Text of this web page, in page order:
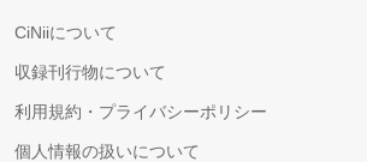
CiNiiについて
収録刊行物について
利用規約・プライバシーポリシー
個人情報の扱いについて